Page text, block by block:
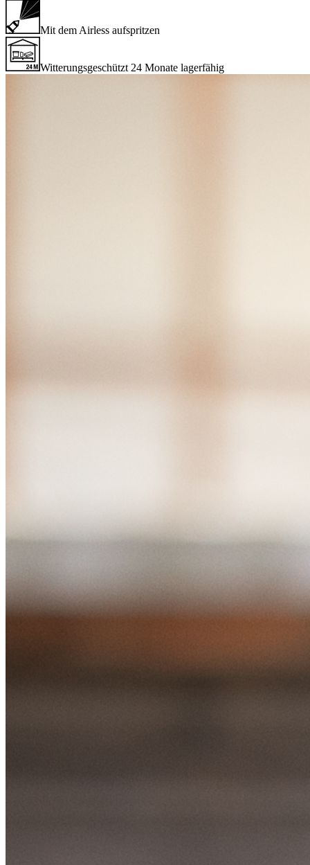
Mit dem Airless aufspritzen
Witterungsgeschützt 24 Monate lagerfähig